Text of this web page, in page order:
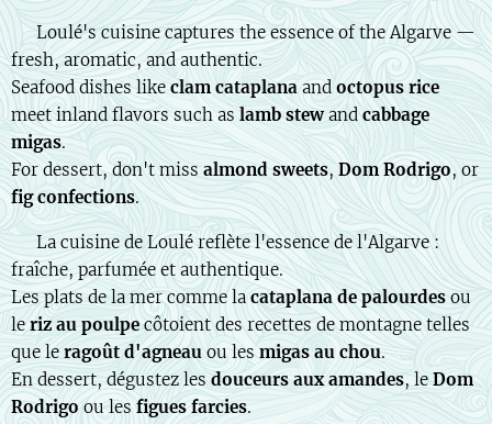
🇬🇧 Loulé's cuisine captures the essence of the Algarve —
fresh, aromatic, and authentic.
Seafood dishes likeclam cataplanaand octopus rice
meet inland flavors such as lamb stewandcabbage
migas.
For dessert, don't miss almond sweets,Dom Rodrigo, or
fig confections.
🇫🇷 La cuisine de Loulé reflète l'essence de l'Algarve :
fraîche, parfumée et authentique.
Les plats de la mer comme lacataplana de palourdes ou
leriz au poulpecôtoient des recettes de montagne telles
que le ragoût d'agneau ou lesmigas au chou.
En dessert, dégustez lesdouceurs aux amandes, leDom
Rodrigoou lesfigues farcies.